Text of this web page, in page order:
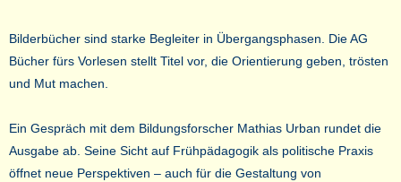
Bilderbücher sind starke Begleiter in Übergangsphasen. Die AG
Bücher fürs Vorlesen stellt Titel vor, die Orientierung geben, trösten
und Mut machen.
Ein Gespräch mit dem Bildungsforscher Mathias Urban rundet die
Ausgabe ab. Seine Sicht auf Frühpädagogik als politische Praxis
öffnet neue Perspektiven – auch für die Gestaltung von